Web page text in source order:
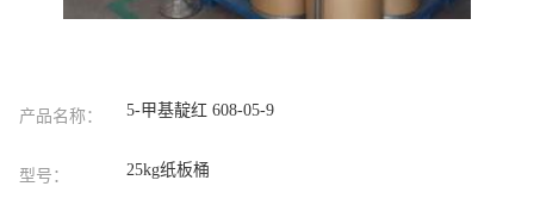
产品名称： 5-甲基靛红 608-05-9
型号： 25kg纸板桶